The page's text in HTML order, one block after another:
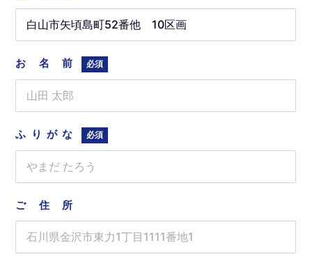
お名前 必須
ふりがな 必須
ご住所